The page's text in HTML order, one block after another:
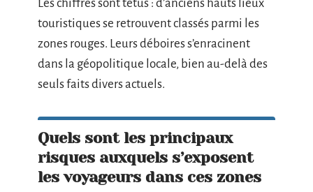
Les chiffres sont têtus : d’anciens hauts lieux
touristiques se retrouvent classés parmi les
zones rouges. Leurs déboires s’enracinent
dans la géopolitique locale, bien au-delà des
seuls faits divers actuels.
Quels sont les principaux
risques auxquels s’exposent
les voyageurs dans ces zones